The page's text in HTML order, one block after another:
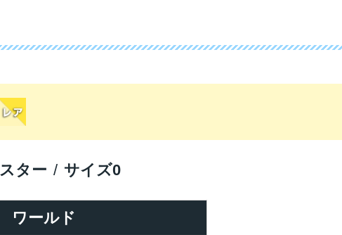
ワールド
ター サイズ0